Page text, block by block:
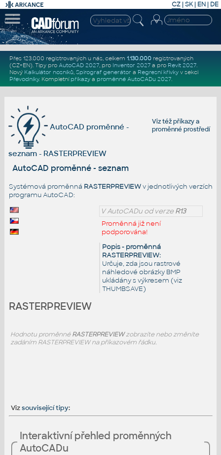
CZ | SK| EN | DE
Přes 123.000 registrovaných u nás, celkem 1.130.000registrovaných
(CZ+EN). Tipy pro AutoCAD 2027, pro Inventor 2027a pro Revit 2027.
Nový Kalkulátor nosníků, Spirograf generátor a Regresní křivkyv sekci
Převodníky. Kompletní příkazya proměnné AutoCADu 2027.
Viz téžpříkazya
proměnné prostředí
AutoCAD proměnné -
seznam - RASTERPREVIEW
AutoCAD proměnné - seznam
Systémová proměnná RASTERPREVIEWv jednotlivých verzích
programu AutoCAD:
V AutoCADu od verzeR13
Proměnná již není
podporována!
Popis - proměnná
RASTERPREVIEW:
Určuje, zda jsou rastrové
náhledové obrázky BMP
ukládány s výkresem (viz
THUMBSAVE)
RASTERPREVIEW
Hodnotu proměnnéRASTERPREVIEWzobrazíte nebo změníte
zadáním RASTERPREVIEW na příkazovém řádku.
Vizsouvisející tipy:
Interaktivní přehled proměnných
AutoCADu